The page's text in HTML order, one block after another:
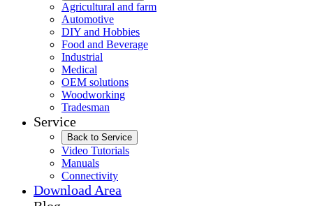
Agricultural and farm
Automotive
DIY and Hobbies
Food and Beverage
Industrial
Medical
OEM solutions
Woodworking
Tradesman
Service
Back to Service
Video Tutorials
Manuals
Connectivity
Download Area